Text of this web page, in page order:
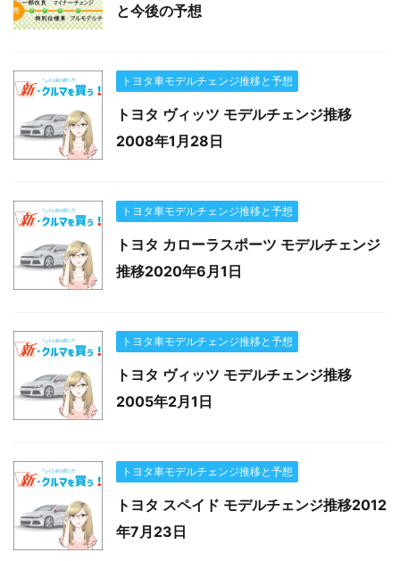
と今後の予想
トヨタ車モデルチェンジ推移と予想
トヨタ ヴィッツ モデルチェンジ推移
2008年1月28日
トヨタ車モデルチェンジ推移と予想
トヨタ カローラスポーツ モデルチェンジ
推移2020年6月1日
トヨタ車モデルチェンジ推移と予想
トヨタ ヴィッツ モデルチェンジ推移
2005年2月1日
トヨタ車モデルチェンジ推移と予想
トヨタ スペイド モデルチェンジ推移2012
年7月23日